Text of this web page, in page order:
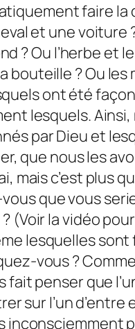
faire
et une voiture
Ou l’herbe et
bouteille ? Ou
ont été
lesquels. Ainsi,
par Dieu et
que nous les
c’est plus
que vous
la vidéo
lesquelles
vous ?
penser que
sur l’un d’entre